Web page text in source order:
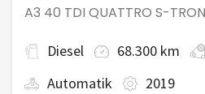
A3 40 TDI QUATTRO S-
Diesel 68.300 km
Automatik
2019